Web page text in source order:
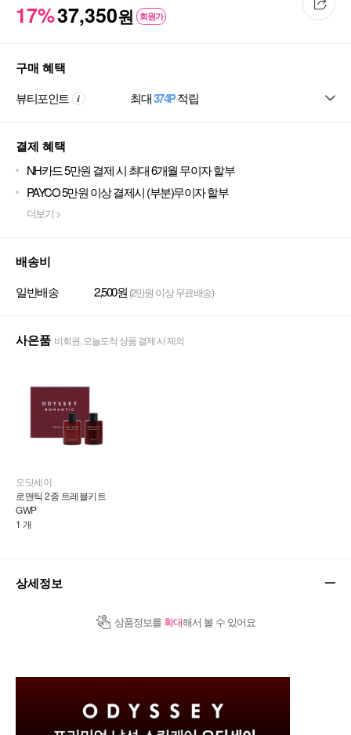
17%37,350원 회원가
구매 혜택
뷰티포인트 최대374P적립
결제 혜택
NH카드 5만원 결제 시 최대 6개월 무이자 할부
PAYCO 5만원 이상 결제시 (부분)무이자 할부
더보기 >
배송비
일반배송 2,500원 (2만원 이상 무료배송)
사은품 비회원, 오늘도착 상품 결제 시 제외
오딧세이
로맨틱 2종 트레블키트
GWP
1 개
상세정보
상품정보를 확대해서 볼 수 있어요